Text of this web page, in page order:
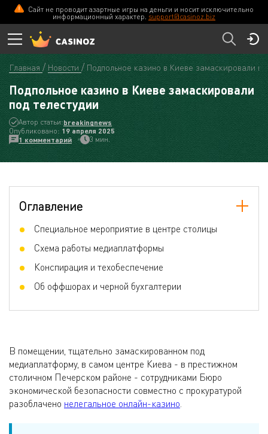
Сайт не проводит азартные игры на деньги и носит исключительно
информационный характер. support@casinoz.biz
Главная Новости Подпольное казино в Киеве замаскировали
Подпольное казино в Киеве замаскировали
под телестудии
Автор статьи:breakingnews
Опубликовано: 19 апреля 2025
1 комментарий
3 мин.
Оглавление
Специальное мероприятие в центре столицы
Схема работы медиаплатформы
Конспирация и техобеспечение
Об оффшорах и черной бухгалтерии
В помещении, тщательно замаскированном под
медиаплатформу, в самом центре Киева - в престижном
столичном Печерском районе - сотрудниками Бюро
экономической безопасности совместно с прокуратурой
разоблачено нелегальное онлайн-казино.